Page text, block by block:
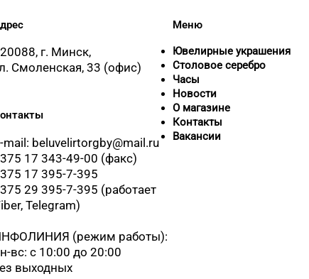
г. Минск,
Смоленская, 33 (офис)
mail: beluvelirtorgby@mail.ru
17 343-49-00 (факс)
17 395-7-395
29 395-7-395 (работает
Telegram)
(режим работы):
вс: с 10:00 до 20:00
выходных
Меню
Ювелирные украшения
Столовое серебро
Часы
Новости
О магазине
Контакты
Вакансии